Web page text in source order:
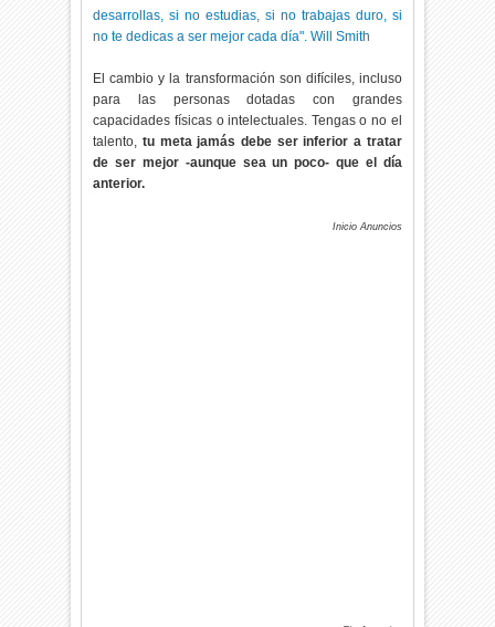
desarrollas, si no estudias, si no trabajas duro, si
no te dedicas a ser mejor cada día". Will Smith
El cambio y la transformación son difíciles, incluso
para las personas dotadas con grandes
capacidades físicas o intelectuales. Tengas o no el
talento, tu meta jamás debe ser inferior a tratar
de ser mejor -aunque sea un poco- que el día
anterior.
Inicio Anuncios